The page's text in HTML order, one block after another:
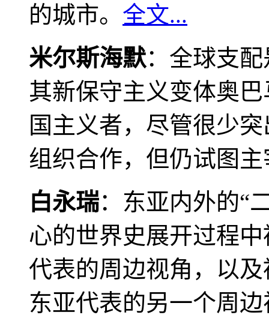
的城市。 全文...
米尔斯海默：全球支
其新保守主义变体奥
国主义者，尽管很少
组织合作，但仍试图
白永瑞：东亚内外的“
心的世界史展开过程
代表的周边视角，以
东亚代表的另一个周